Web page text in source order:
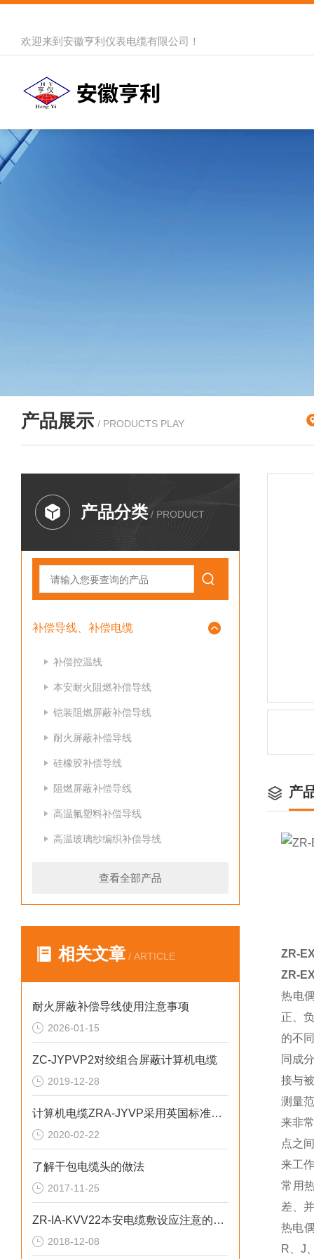
欢迎来到 安徽亨利仪表电缆有限公司 ！
产品展示 / PRODUCTS PLAY
产品分类 / PRODUCT
补偿导线、补偿电缆
补偿控温线
本安耐火阻燃补偿导线
铠装阻燃屏蔽补偿导线
耐火屏蔽补偿导线
硅橡胶补偿导线
阻燃屏蔽补偿导线
高温氟塑料补偿导线
高温玻璃纱编织补偿导线
查看全部产品
相关文章 / ARTICLE
耐火屏蔽补偿导线使用注意事项
2026-01-15
ZC-JYPVP2对绞组合屏蔽计算机电缆
2019-12-28
计算机电缆ZRA-JYVP采用英国标准BS5308
2020-02-22
了解干包电缆头的做法
2017-11-25
ZR-IA-KVV22本安电缆敷设应注意的问题
2018-12-08
产
ZR-
ZR-
热电
正、
的不
同成
接与
测量
来非
点之
来工
常用
差、
热电
R、J